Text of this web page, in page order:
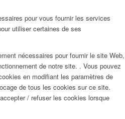
pour vous fournir les services
utiliser certaines de ses
nécessaires pour fournir le site Web,
de notre site. . Vous pouvez
en modifiant les paramètres de
de tous les cookies sur ce site.
/ refuser les cookies lorsque